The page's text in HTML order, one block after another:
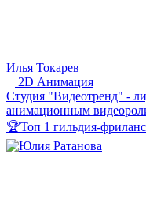
Илья Токарев
2D Анимация
Студия "Видеотренд" -
анимационным
🏆Топ 1 гильдия-